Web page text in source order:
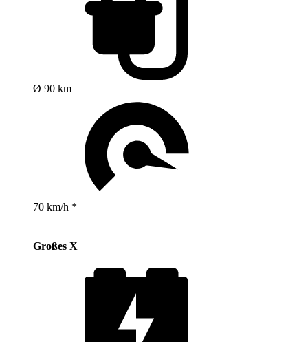
Ø 90 km
70 km/h *
Großes X